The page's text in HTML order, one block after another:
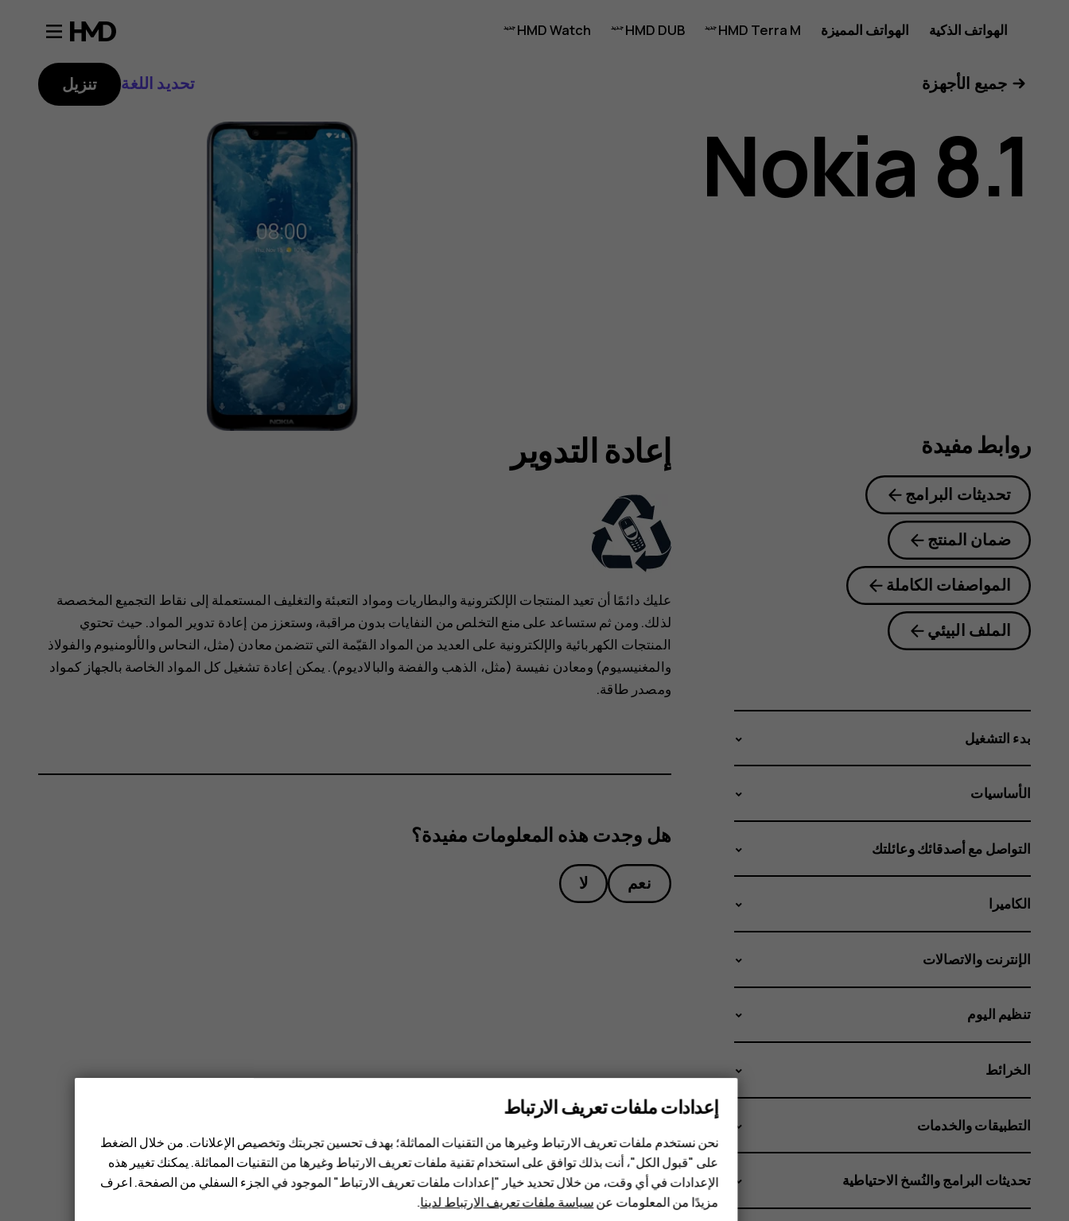
دليل
مستخدم
هاتف
الهواتف الذكية الهواتف المميزة HMD Terra M
HMD DUB
HMD Watch
جميع الأجهزة تحديد اللغة تنزيل
Nokia 8.1
إعادة التدوير
عليك دائمًا أن تعيد المنتجات الإلكترونية والبطاريات ومواد التعبئة والتغليف المستعملة إلى نقاط التجميع المخصصة
لذلك. ‏‫ومن ثم ستساعد على منع التخلص من النفايات بدون مراقبة، وستعزز من إعادة تدوير المواد.‬ حيث تحتوي
المنتجات الكهربائية والإلكترونية على العديد من المواد القيّمة التي تتضمن معادن (مثل، النحاس والألومنيوم والفولاذ
والمغنيسيوم) ومعادن نفيسة (مثل، الذهب والفضة والبالاديوم). يمكن إعادة تشغيل كل المواد الخاصة بالجهاز كمواد
ومصدر طاقة.
هل وجدت هذه المعلومات مفيدة؟
نعم لا
روابط مفيدة
تحديثات البرامج
ضمان المنتج
المواصفات الكاملة
الملف البيئي
بدء التشغيل
الأساسيات
التواصل مع أصدقائك وعائلتك
الكاميرا
الإنترنت والاتصالات
تنظيم اليوم
الخرائط
التطبيقات والخدمات
تحديثات البرامج والنُسخ الاحتياطية
إعدادات ملفات تعريف الارتباط
نحن نستخدم ملفات تعريف الارتباط وغيرها من التقنيات المماثلة؛ بهدف تحسين تجربتك وتخصيص الإعلانات. من خلال الضغط
على "قبول الكل"، أنت بذلك توافق على استخدام تقنية ملفات تعريف الارتباط وغيرها من التقنيات المماثلة. يمكنك تغيير هذه
الإعدادات في أي وقت، من خلال تحديد خيار "إعدادات ملفات تعريف الارتباط" الموجود في الجزء السفلي من الصفحة. اعرف
مزيدًا من المعلومات عنسياسة ملفات تعريف الارتباط لدينا.